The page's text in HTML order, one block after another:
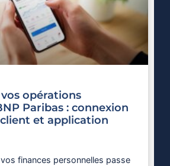
opérations
Paribas : connexion
client et application
finances personnelles passe